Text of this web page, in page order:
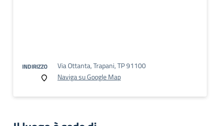
INDIRIZZO
Via Ottanta, Trapani, TP 91100
Naviga su Google Map